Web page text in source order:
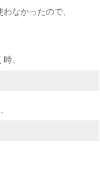
なかったので、
、